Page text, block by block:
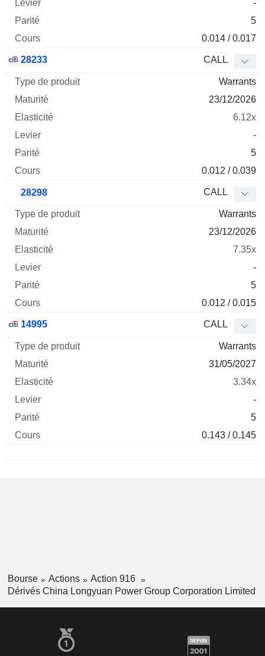
-
5
0.014 / 0.017
28233 CALL
Warrants
23/12/2026
6.12x
-
5
0.012 / 0.039
28298 CALL
Warrants
23/12/2026
7.35x
-
5
0.012 / 0.015
14995 CALL
Warrants
31/05/2027
3.34x
-
5
0.143 / 0.145
Bourse Actions
Action 916
Dérivés China Longyuan Power Group Corporation Limited